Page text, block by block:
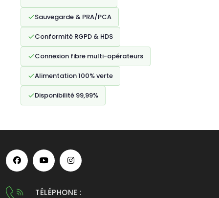
Sauvegarde & PRA/PCA
Conformité RGPD & HDS
Connexion fibre multi-opérateurs
Alimentation 100% verte
Disponibilité 99,99%
TÉLÉPHONE :